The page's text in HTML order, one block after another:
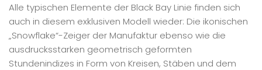
Alle typischen Elemente der Black Bay Linie finden sich
auch in diesem exklusiven Modell wieder: Die ikonischen
„Snowflake“-Zeiger der Manufaktur ebenso wie die
ausdrucksstarken geometrisch geformten
Stundenindizes in Form von Kreisen, Stäben und dem